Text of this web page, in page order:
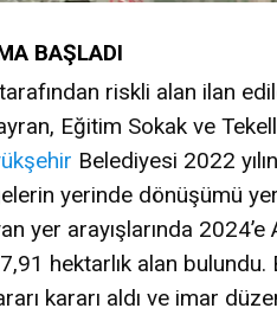
BAŞLADI
riskli alan ilan
Eğitim Sokak ve
Belediyesi 2022
yerinde dönüşümü
yer arayışlarında 2024’e
hektarlık alan bulundu.
kararı aldı ve imar